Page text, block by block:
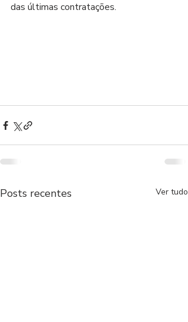
das últimas contratações.
Posts recentes Ver tudo